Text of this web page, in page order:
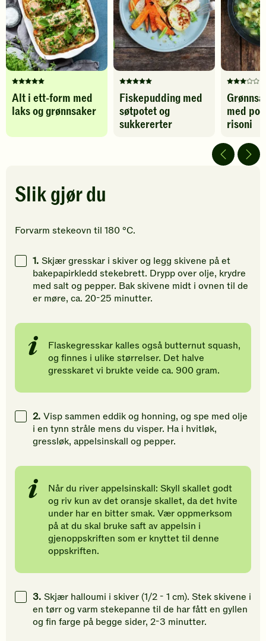
Karbohydrater 47g
Denne
oppskriften
har
5
Klikk
for
din
Alt i ett-form med
laks og grønnsaker
og
grønnsaker
-
legg
til
favoritter
Denne
oppskriften
har
fått
din
Fiskepudding med
søtpotet og
sukkererter
legg
til
favoritter
Denne
har
fått
av
5
med
risoni
Slik gjør du
Forvarm stekeovn til 180 °C.
1. Skjær gresskar i skiver og legg skivene på et
bakepapirkledd stekebrett. Drypp over olje, krydre
med salt og pepper. Bak skivene midt i ovnen til de
er møre, ca. 20-25 minutter.
Flaskegresskar kalles også butternut squash,
og finnes i ulike størrelser. Det halve
gresskaret vi brukte veide ca. 900 gram.
2. Visp sammen eddik og honning, og spe med olje
i en tynn stråle mens du visper. Ha i hvitløk,
gressløk, appelsinskall og pepper.
Når du river appelsinskall: Skyll skallet godt
og riv kun av det oransje skallet, da det hvite
under har en bitter smak. Vær oppmerksom
på at du skal bruke saft av appelsin i
gjenoppskriften som er knyttet til denne
oppskriften.
3. Skjær halloumi i skiver (1/2 - 1 cm). Stek skivene i
en tørr og varm stekepanne til de har fått en gyllen
og fin farge på begge sider, 2-3 minutter.